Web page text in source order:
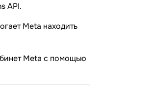
API.
Meta находить
Meta с помощью